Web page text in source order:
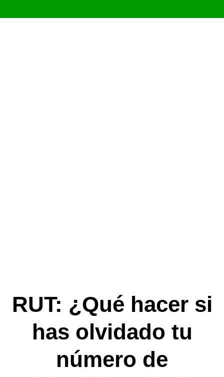
al
RUT: ¿Qué hacer si
has olvidado tu
número de